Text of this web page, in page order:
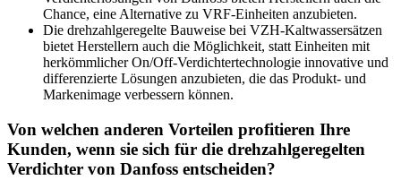
Chance, eine Alternative zu VRF-Einheiten anzubieten.
Die drehzahlgeregelte Bauweise bei VZH-Kaltwassersätzen
bietet Herstellern auch die Möglichkeit, statt Einheiten mit
herkömmlicher On/Off-Verdichtertechnologie innovative und
differenzierte Lösungen anzubieten, die das Produkt- und
Markenimage verbessern können.
Von welchen anderen Vorteilen profitieren Ihre
Kunden, wenn sie sich für die drehzahlgeregelten
Verdichter von Danfoss entscheiden?